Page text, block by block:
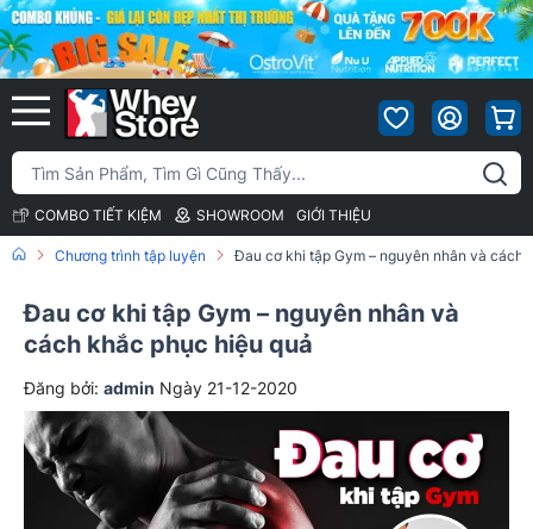
COMBO TIẾT KIỆM SHOWROOM GIỚI THIỆU
Chương trình tập luyện Đau cơ khi tập Gym – nguyên nhân và cách
Đau cơ khi tập Gym – nguyên nhân và
cách khắc phục hiệu quả
Đăng bởi: admin Ngày 21-12-2020